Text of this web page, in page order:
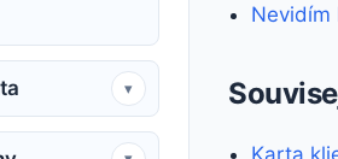
▾
Nevidím
Karta